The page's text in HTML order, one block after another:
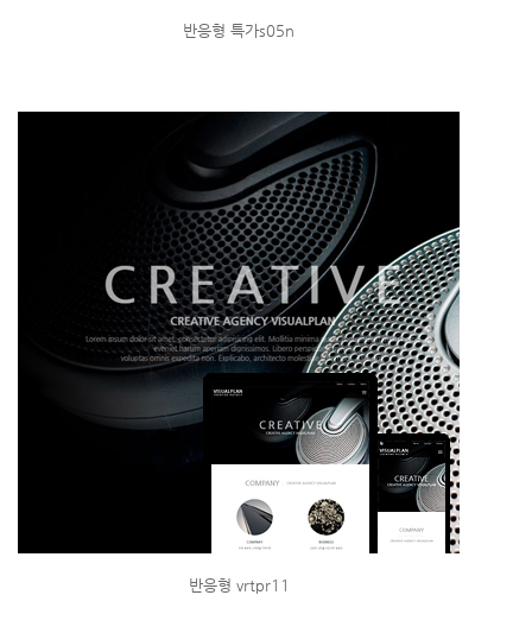
반응형 특가s05n
반응형 vrtpr11